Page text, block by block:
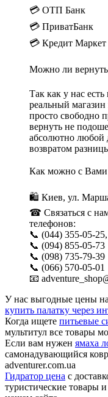
💳 ОТП
💳 ПриватБанк
💳 Кредит Маркет
Можно ли вернуть
Так как у нас
реальный
просто свободно
вернуть не
абсолютно любой
возвратом
Как можно с Вами
🛍 Киев, ул.
☎ Связаться с
телефонов:
📞 (044) 355-05-25,
📞 (094) 855-05-73
📞 (098)
📞 (066) 570-05-01
📧
У нас выгодные цены
купить палатку через
Когда ищете питьевые
мультитул все товары
Если вам нужен ямаха
самонадувающийся
adventurer.com.ua
Гидратор цена с
туристические товары